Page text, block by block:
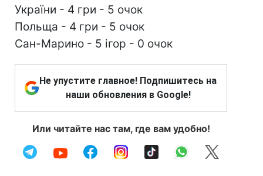
України - 4 гри - 5 очок
Польща - 4 гри - 5 очок
Сан-Марино - 5 ігор - 0 очок
Не упустите главное! Подпишитесь на
наши обновления в Google!
Или читайте нас там, где вам удобно!